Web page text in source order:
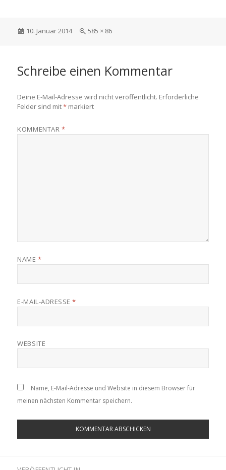
Veröffentlicht
10. Januar 2014
Volle
585 × 86
Schreibe einen Kommentar
Deine E-Mail-Adresse wird nicht veröffentlicht. Erforderliche
Felder sind mit* markiert
KOMMENTAR *
NAME*
E-MAIL-ADRESSE*
WEBSITE
Name, E-Mail-Adresse und Website in diesem Browser für
meinen nächsten Kommentar speichern.
Beitragsnavigation